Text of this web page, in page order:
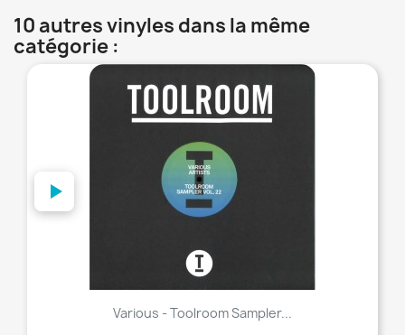
10 autres vinyles dans la même
catégorie :
Various - Toolroom Sampler...